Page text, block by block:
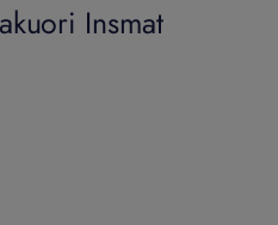
Insmat